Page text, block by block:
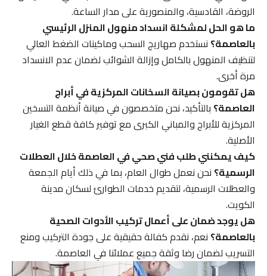
الروضة، القادسية، والمنصورية على مدار الساعة.
ما هو الحل لمشكلة انسداد منهول المنزل الرئيسي
بالعاصمة؟نستخدم صهاريج السحب وماكينات الضغط العالي
لتنظيف المنهول بالكامل وإزالة الشوائب لضمان عدم الانسداد
مرة أخرى.
هل تقومون بصيانة السخانات المركزية في أبراج
العاصمة؟بالتأكيد، نحن متخصصون في صيانة أنظمة التسخين
المركزية للأبراج والمباني الكبرى مع توفير كافة قطع الغيار
الأصلية.
كيف يمكنني طلب فني صحي في العاصمة خلال العطلات
الرسمية؟نحن نعمل طوال العام، بما في ذلك أيام الجمعة
والعطلات الرسمية، لتقديم خدمات الطوارئ لسكان مدينة
الكويت.
هل يوجد ضمان على أعمال تركيب الأدوات الصحية
بالعاصمة؟نعم، نقدم كفالة حقيقية على جودة التركيب ومنع
التسريب لضمان رضا وثقة جميع عملائنا في العاصمة.